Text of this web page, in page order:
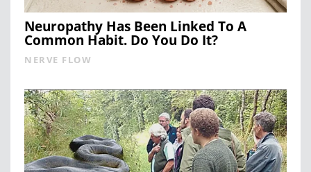
Neuropathy Has Been Linked To A
Common Habit. Do You Do It?
NERVE FLOW